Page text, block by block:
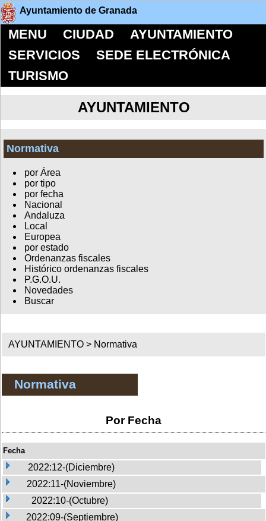
Ayuntamiento de Granada
MENU CIUDAD
AYUNTAMIENTO
SERVICIOS
SEDE ELECTRÓNICA
TURISMO
AYUNTAMIENTO
Normativa
por Área
por tipo
por fecha
Nacional
Andaluza
Local
Europea
por estado
Ordenanzas fiscales
Histórico ordenanzas fiscales
P.G.O.U.
Novedades
Buscar
AYUNTAMIENTO > Normativa
Normativa
Por Fecha
Fecha
2022:12-(Diciembre)
2022:11-(Noviembre)
2022:10-(Octubre)
2022:09-(Septiembre)